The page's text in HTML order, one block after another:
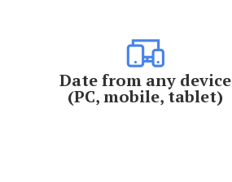
Date from any device
(PC, mobile, tablet)